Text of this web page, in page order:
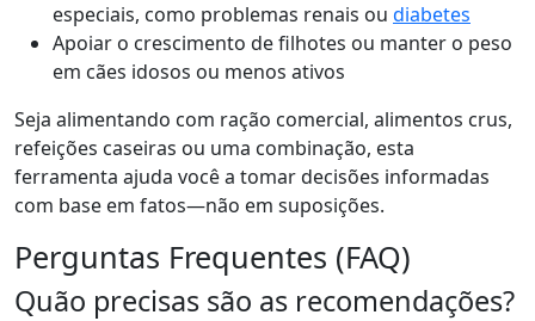
especiais, como problemas renais ou diabetes
Apoiar o crescimento de filhotes ou manter o peso
em cães idosos ou menos ativos
Seja alimentando com ração comercial, alimentos crus,
refeições caseiras ou uma combinação, esta
ferramenta ajuda você a tomar decisões informadas
com base em fatos—não em suposições.
Perguntas Frequentes (FAQ)
Quão precisas são as recomendações?